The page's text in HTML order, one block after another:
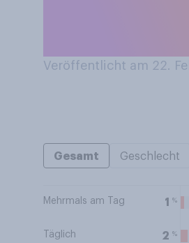
Veröffentlicht am 22.
Gesamt Geschlecht
Mehrmals am Tag 1 %
Täglich 2 %